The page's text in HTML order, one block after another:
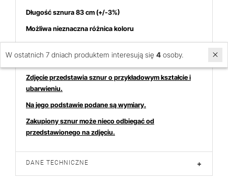
Długość sznura 83 cm (+/-3%)
Możliwa nieznaczna różnica koloru
Cena dotyczy 1 sznura
Zdjęcie przedstawia sznur o przykładowym kształcie i
ubarwieniu.
Na jego podstawie podane są wymiary.
Zakupiony sznur może nieco odbiegać od
przedstawionego na zdjęciu.
DANE TECHNICZNE +
W ostatnich 7 dniach produktem interesują się 4 osoby.